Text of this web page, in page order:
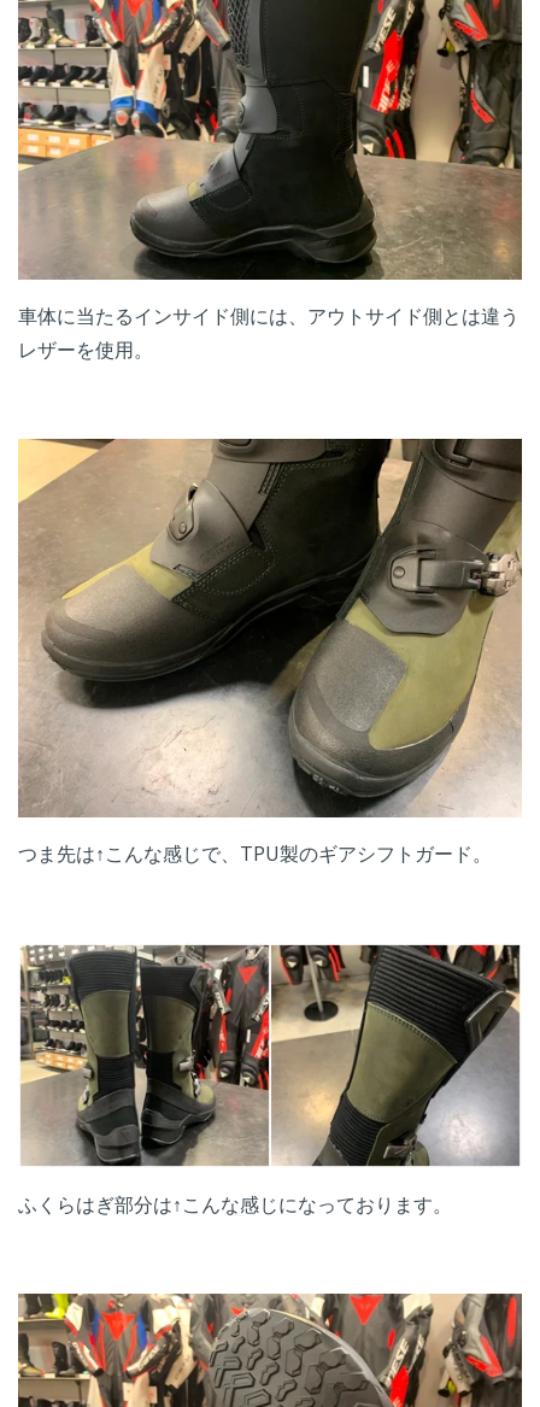
車体に当たるインサイド側には、アウトサイド側とは違う
レザーを使用。
つま先は↑こんな感じで、TPU製のギアシフトガード。
ふくらはぎ部分は↑こんな感じになっております。